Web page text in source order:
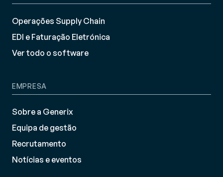
Operações Supply Chain
EDI e Faturação Eletrónica
Ver todo o software
EMPRESA
Sobre a Generix
Equipa de gestão
Recrutamento
Notícias e eventos